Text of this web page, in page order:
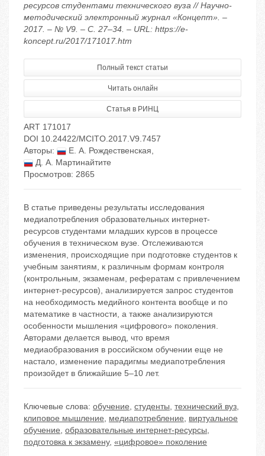
ресурсов студентами технического вуза // Научно-
методический электронный журнал «Концепт». –
2017. – № V9. – С. 27–34. – URL: https://e-
koncept.ru/2017/171017.htm
Полный текст статьи
Читать онлайн
Статья в РИНЦ
ART 171017
DOI 10.24422/MCITO.2017.V9.7457
Авторы:
Е. А. Рождественская,
Д. А. Мартинайтите
Просмотров: 2865
В статье приведены результаты исследования
медиапотребления образовательных интернет-
ресурсов студентами младших курсов в процессе
обучения в техническом вузе. Отслеживаются
изменения, происходящие при подготовке студентов к
учебным занятиям, к различным формам контроля
(контрольным, экзаменам, рефератам с привлечением
интернет-ресурсов), анализируется запрос студентов
на необходимость медийного контента вообще и по
математике в частности, а также анализируются
особенности мышления «цифрового» поколения.
Авторами делается вывод, что время
медиаобразования в российском обучении еще не
настало, изменение парадигмы медиапотребления
произойдет в ближайшие 5–10 лет.
Ключевые слова: обучение, студенты, технический вуз,
клиповое мышление, медиапотребление, виртуальное
обучение, образовательные интернет-ресурсы,
подготовка к экзамену, «цифровое» поколение